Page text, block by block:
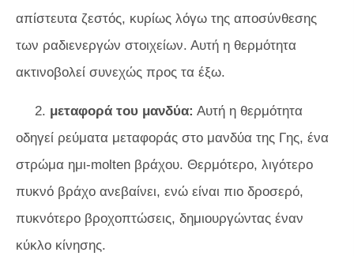
απίστευτα ζεστός, κυρίως λόγω της αποσύνθεσης
των ραδιενεργών στοιχείων. Αυτή η θερμότητα
ακτινοβολεί συνεχώς προς τα έξω.
2. μεταφορά του μανδύα: Αυτή η θερμότητα
οδηγεί ρεύματα μεταφοράς στο μανδύα της Γης, ένα
στρώμα ημι-molten βράχου. Θερμότερο, λιγότερο
πυκνό βράχο ανεβαίνει, ενώ είναι πιο δροσερό,
πυκνότερο βροχοπτώσεις, δημιουργώντας έναν
κύκλο κίνησης.